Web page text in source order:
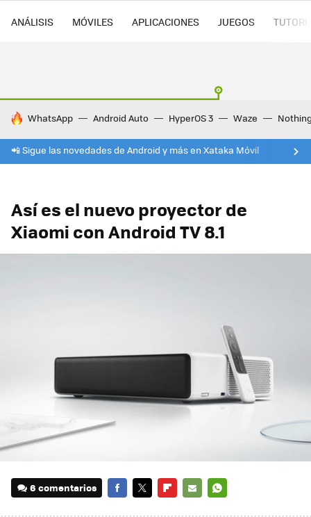
ANÁLISIS MÓVILES APLICACIONES JUEGOS
HOY SE HABLA DE
WhatsApp Android Auto HyperOS 3 Waze
📲 Sigue las novedades de Android y más en Xataka Móvil
Así es el nuevo proyector de
Xiaomi con Android TV 8.1
6 comentarios